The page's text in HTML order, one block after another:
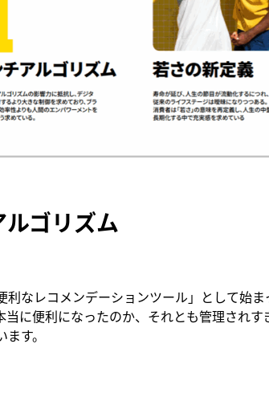
ルゴリズム
利なレコメンデーションツール」として始
当に便利になったのか、それとも管理され
す。